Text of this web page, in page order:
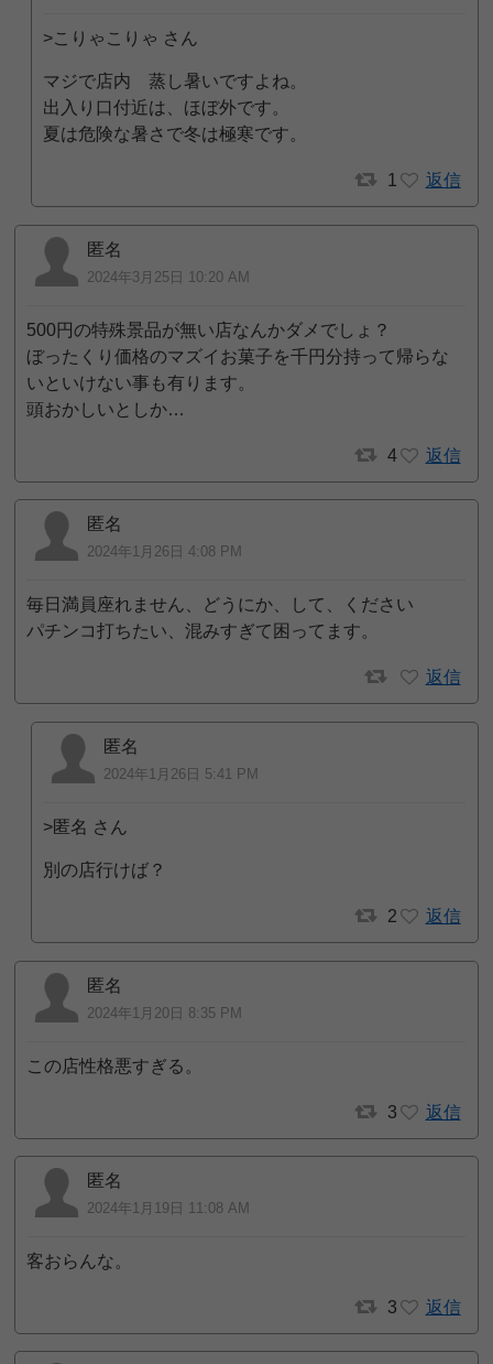
>こりゃこりゃ さん
マジで店内 蒸し暑いですよね。
出入り口付近は、ほぼ外です。
夏は危険な暑さで冬は極寒です。
1 返信
匿名
2024年3月25日 10:20 AM
500円の特殊景品が無い店なんかダメでしょ？
ぼったくり価格のマズイお菓子を千円分持って帰らな
いといけない事も有ります。
頭おかしいとしか…
4 返信
匿名
2024年1月26日 4:08 PM
毎日満員座れません、どうにか、して、ください
パチンコ打ちたい、混みすぎて困ってます。
返信
匿名
2024年1月26日 5:41 PM
>匿名 さん
別の店行けば？
2 返信
匿名
2024年1月20日 8:35 PM
この店性格悪すぎる。
3 返信
匿名
2024年1月19日 11:08 AM
客おらんな。
3 返信